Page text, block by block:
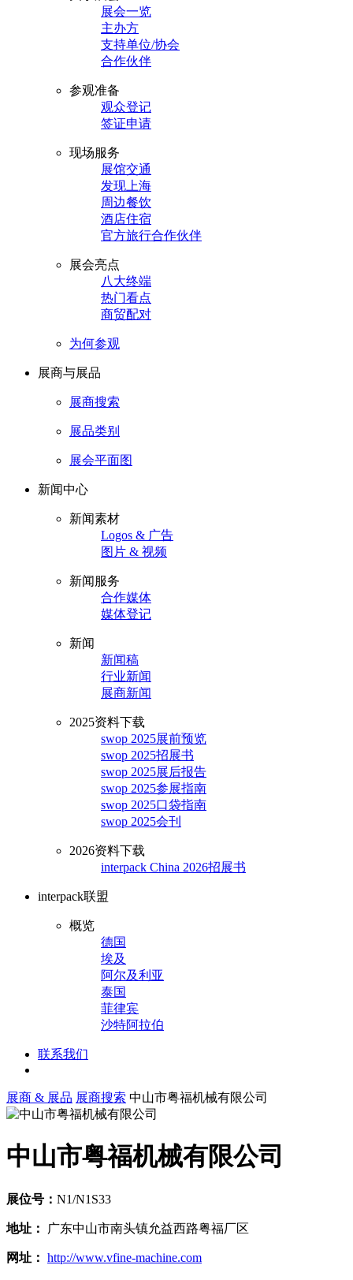
展会一览
主办方
支持单位/协会
合作伙伴
参观准备
观众登记
签证申请
现场服务
展馆交通
发现上海
周边餐饮
酒店住宿
官方旅行合作伙伴
展会亮点
八大终端
热门看点
商贸配对
为何参观
展商与展品
展商搜索
展品类别
展会平面图
新闻中心
新闻素材
Logos & 广告
图片 & 视频
新闻服务
合作媒体
媒体登记
新闻
新闻稿
行业新闻
展商新闻
2025资料下载
swop 2025展前预览
swop 2025招展书
swop 2025展后报告
swop 2025参展指南
swop 2025口袋指南
swop 2025会刊
2026资料下载
interpack China 2026招展书
interpack联盟
概览
德国
埃及
阿尔及利亚
泰国
菲律宾
沙特阿拉伯
联系我们
展商 & 展品 展商搜索 中山市粤福机械有限公司
中山市粤福机械有限公司
展位号： N1/N1S33
地址： 广东中山市南头镇允益西路粤福厂区
网址： http://www.vfine-machine.com